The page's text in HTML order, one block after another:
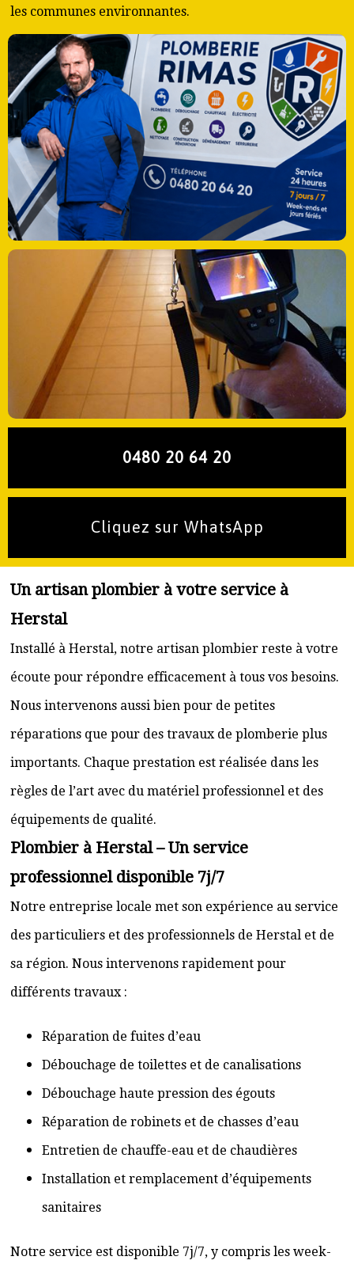
les communes environnantes.
0480 20 64 20
Cliquez sur WhatsApp
Un artisan plombier à votre service à
Herstal
Installé à Herstal, notre artisan plombier reste à votre
écoute pour répondre efficacement à tous vos besoins.
Nous intervenons aussi bien pour de petites
réparations que pour des travaux de plomberie plus
importants. Chaque prestation est réalisée dans les
règles de l’art avec du matériel professionnel et des
équipements de qualité.
Plombier à Herstal – Un service
professionnel disponible 7j/7
Notre entreprise locale met son expérience au service
des particuliers et des professionnels de Herstal et de
sa région. Nous intervenons rapidement pour
différents travaux :
Réparation de fuites d’eau
Débouchage de toilettes et de canalisations
Débouchage haute pression des égouts
Réparation de robinets et de chasses d’eau
Entretien de chauffe-eau et de chaudières
Installation et remplacement d’équipements
sanitaires
Notre service est disponible 7j/7, y compris les week-